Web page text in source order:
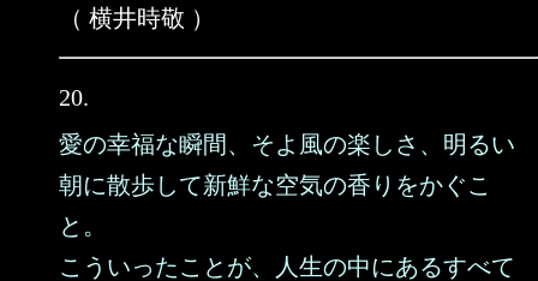
（ 横井時敬 ）
20.
愛の幸福な瞬間、そよ風の楽しさ、明るい
朝に散歩して新鮮な空気の香りをかぐこ
と。
こういったことが、人生の中にあるすべて